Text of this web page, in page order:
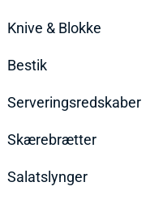
Knive & Blokke
Bestik
Serveringsredskaber
Skærebrætter
Salatslynger